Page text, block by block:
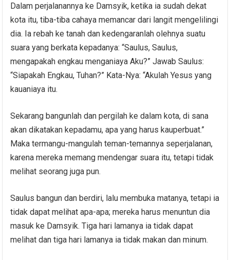
Dalam perjalanannya ke Damsyik, ketika ia sudah dekat
kota itu, tiba-tiba cahaya memancar dari langit mengelilingi
dia. Ia rebah ke tanah dan kedengaranlah olehnya suatu
suara yang berkata kepadanya: “Saulus, Saulus,
mengapakah engkau menganiaya Aku?” Jawab Saulus:
“Siapakah Engkau, Tuhan?” Kata-Nya: “Akulah Yesus yang
kauaniaya itu.
Sekarang bangunlah dan pergilah ke dalam kota, di sana
akan dikatakan kepadamu, apa yang harus kauperbuat.”
Maka termangu-mangulah teman-temannya seperjalanan,
karena mereka memang mendengar suara itu, tetapi tidak
melihat seorang juga pun.
Saulus bangun dan berdiri, lalu membuka matanya, tetapi ia
tidak dapat melihat apa-apa; mereka harus menuntun dia
masuk ke Damsyik. Tiga hari lamanya ia tidak dapat
melihat dan tiga hari lamanya ia tidak makan dan minum.